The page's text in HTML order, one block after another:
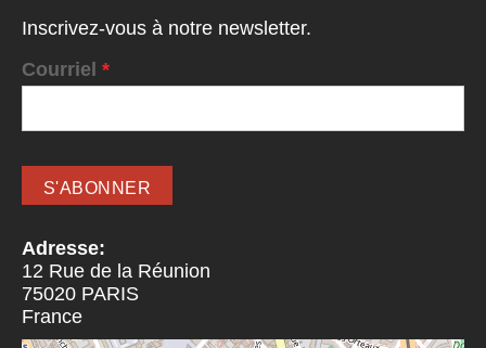
Inscrivez-vous à notre newsletter.
Courriel *
Adresse:
12 Rue de la Réunion
75020 PARIS
France